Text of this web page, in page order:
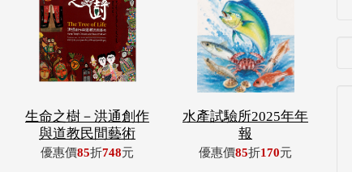
生命之樹－洪通創作
與道教民間藝術
優惠價85折748元
水產試驗所2025年年
報
優惠價85折170元